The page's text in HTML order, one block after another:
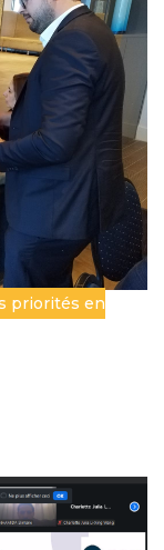
priorités en